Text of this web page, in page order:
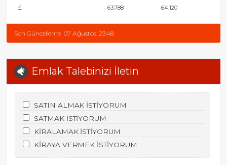
£ 63.788 64.120
Son Güncelleme 07 Ağustos, 23:48
Emlak Talebinizi İletin
SATIN ALMAK İSTİYORUM
SATMAK İSTİYORUM
KİRALAMAK İSTİYORUM
KİRAYA VERMEK İSTİYORUM